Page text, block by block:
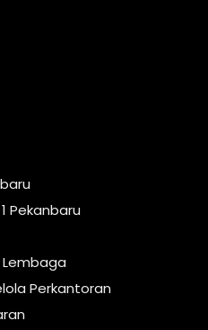
Pekanbaru
Perkantoran